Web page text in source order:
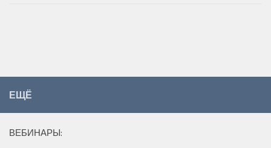
ЕЩЁ
ВЕБИНАРЫ: